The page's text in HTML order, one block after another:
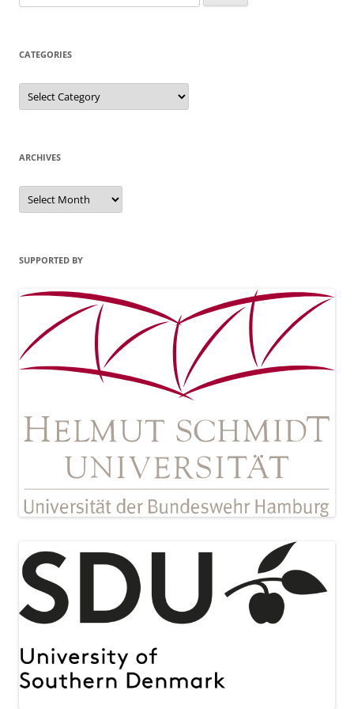
for:
CATEGORIES
Categories
ARCHIVES
Archives
SUPPORTED BY